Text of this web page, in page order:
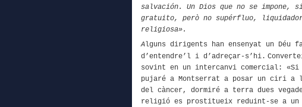
salvación. Un Dios que no se impone,
gratuito, però no supérfluo,
religiosa».
Alguns dirigents han ensenyat un Déu
d’entendre’l i d’adreçar-s’hi.
sovint en un intercanvi comercial:
pujaré a Montserrat a posar un ciri a
del càncer, dormiré a terra dues
religió es prostitueix reduint-se a un